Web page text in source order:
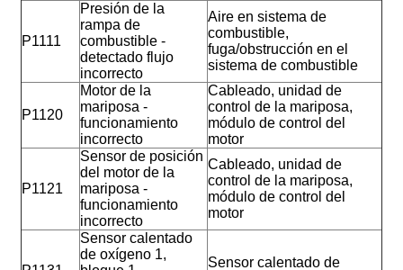
P1111
Presión de la
rampa de
combustible -
detectado flujo
incorrecto
Aire en sistema de
combustible,
fuga/obstrucción en el
sistema de combustible
P1120
Motor de la
mariposa -
funcionamiento
incorrecto
Cableado, unidad de
control de la mariposa,
módulo de control del
motor
P1121
Sensor de posición
del motor de la
mariposa -
funcionamiento
incorrecto
Cableado, unidad de
control de la mariposa,
módulo de control del
motor
Sensor calentado
de oxígeno 1,
Sensor calentado de